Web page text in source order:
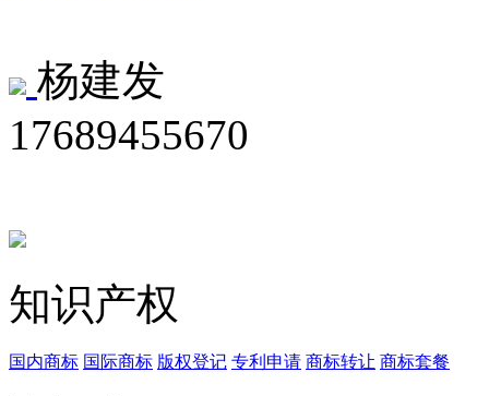
杨建发
17689455670
知识产权
国内商标 国际商标 版权登记 专利申请 商标转让 商标套餐